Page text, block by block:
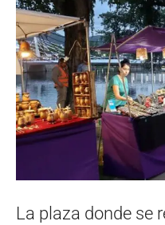
La plaza donde se